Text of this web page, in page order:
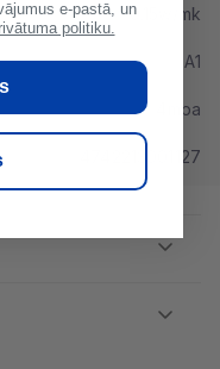
0.15w/mk
A1
4mpa
4742213001127
e-pastā, un
politiku.